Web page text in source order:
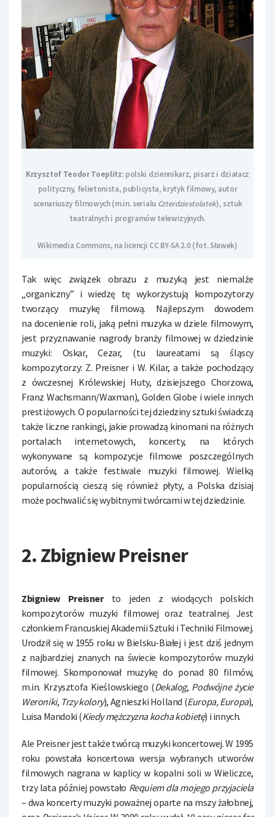
Krzysztof Teodor Toeplitz: polski dziennikarz, pisarz i działacz
polityczny, felietonista, publicysta, krytyk filmowy, autor
scenariuszy filmowych (m.in. serialu Czterdziestolatek), sztuk
teatralnych i programów telewizyjnych.
Wikimedia Commons, na licencji CC BY-SA 2.0 (fot. Sławek)
Tak więc związek obrazu z muzyką jest niemalże
„organiczny” i wiedzę tę wykorzystują kompozytorzy
tworzący muzykę filmową. Najlepszym dowodem
na docenienie roli, jaką pełni muzyka w dziele filmowym,
jest przyznawanie nagrody branży filmowej w dziedzinie
muzyki: Oskar, Cezar, (tu laureatami są śląscy
kompozytorzy: Z. Preisner i W. Kilar, a także pochodzący
z ówczesnej Królewskiej Huty, dzisiejszego Chorzowa,
Franz Wachsmann/Waxman), Golden Globe i wiele innych
prestiżowych. O popularności tej dziedziny sztuki świadczą
także liczne rankingi, jakie prowadzą kinomani na różnych
portalach internetowych, koncerty, na których
wykonywane są kompozycje filmowe poszczególnych
autorów, a także festiwale muzyki filmowej. Wielką
popularnością cieszą się również płyty, a Polska dzisiaj
może pochwalić się wybitnymi twórcami w tej dziedzinie.
2. Zbigniew Preisner
Zbigniew Preisnerto jeden z wiodących polskich
kompozytorów muzyki filmowej oraz teatralnej. Jest
członkiem Francuskiej Akademii Sztuki i Techniki Filmowej.
Urodził się w 1955 roku w Bielsku-Białej i jest dziś jednym
z najbardziej znanych na świecie kompozytorów muzyki
filmowej. Skomponował muzykę do ponad 80 filmów,
m.in. Krzysztofa Kieślowskiego (Dekalog, Podwójne życie
Weroniki, Trzy kolory), Agnieszki Holland (Europa, Europa),
Luisa Mandoki (Kiedy mężczyzna kocha kobietę) i innych.
Ale Preisner jest także twórcą muzyki koncertowej. W 1995
roku powstała koncertowa wersja wybranych utworów
filmowych nagrana w kaplicy w kopalni soli w Wieliczce,
trzy lata później powstało Requiem dla mojego przyjaciela
– dwa koncerty muzyki poważnej oparte na mszy żałobnej,